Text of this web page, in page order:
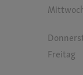
Freitag